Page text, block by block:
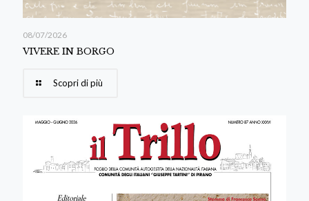
08/07/2026
VIVERE IN BORGO
Scopri di più